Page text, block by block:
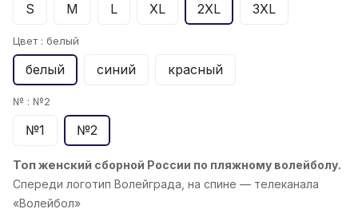
S M L XL 2XL 3XL
Цвет : белый
белый синий красный
№ : №2
№1 №2
Топ женский сборной России по пляжному волейболу.
Спереди логотип Волейграда, на спине — телеканала
«Волейбол»